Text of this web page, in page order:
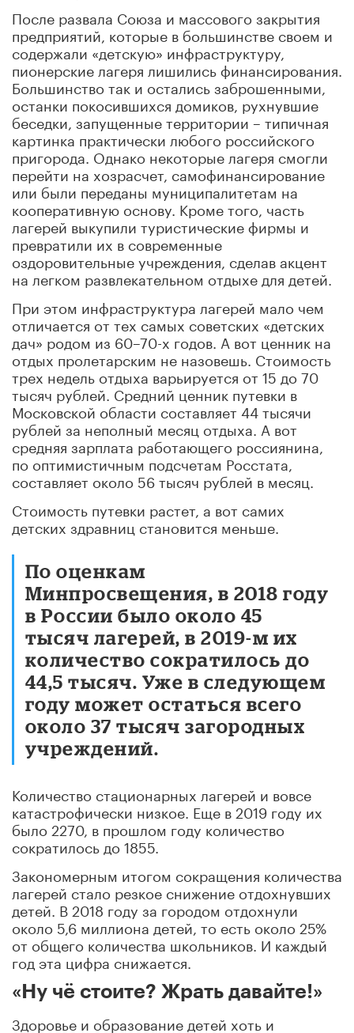
После развала Союза и массового закрытия
предприятий, которые в большинстве своем и
содержали «детскую» инфраструктуру,
пионерские лагеря лишились финансирования.
Большинство так и остались заброшенными,
останки покосившихся домиков, рухнувшие
беседки, запущенные территории – типичная
картинка практически любого российского
пригорода. Однако некоторые лагеря смогли
перейти на хозрасчет, самофинансирование
или были переданы муниципалитетам на
кооперативную основу. Кроме того, часть
лагерей выкупили туристические фирмы и
превратили их в современные
оздоровительные учреждения, сделав акцент
на легком развлекательном отдыхе для детей.
При этом инфраструктура лагерей мало чем
отличается от тех самых советских «детских
дач» родом из 60–70-х годов. А вот ценник на
отдых пролетарским не назовешь. Стоимость
трех недель отдыха варьируется от 15 до 70
тысяч рублей. Средний ценник путевки в
Московской области составляет 44 тысячи
рублей за неполный месяц отдыха. А вот
средняя зарплата работающего россиянина,
по оптимистичным подсчетам Росстата,
составляет около 56 тысяч рублей в месяц.
Стоимость путевки растет, а вот самих
детских здравниц становится меньше.
По оценкам
Минпросвещения, в 2018 году
в России было около 45
тысяч лагерей, в 2019-м их
количество сократилось до
44,5 тысяч. Уже в следующем
году может остаться всего
около 37 тысяч загородных
учреждений.
Количество стационарных лагерей и вовсе
катастрофически низкое. Еще в 2019 году их
было 2270, в прошлом году количество
сократилось до 1855.
Закономерным итогом сокращения количества
лагерей стало резкое снижение отдохнувших
детей. В 2018 году за городом отдохнули
около 5,6 миллиона детей, то есть около 25%
от общего количества школьников. И каждый
год эта цифра снижается.
«Ну чё стоите? Жрать давайте!»
Здоровье и образование детей хоть и